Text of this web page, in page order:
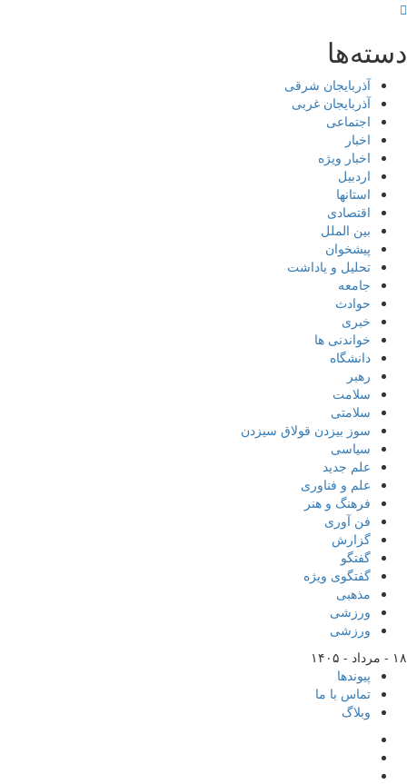
دسته‌ها
آذربایجان شرقی
آذربایجان غربی
اجتماعی
اخبار
اخبار ویژه
اردبیل
استانها
اقتصادی
بین الملل
پیشخوان
تحلیل و یاداشت
جامعه
حوادث
خبری
خواندنی ها
دانشگاه
رهبر
سلامت
سلامتی
سوز بیزدن قولاق سیزدن
سیاسی
علم جدید
علم و فناوری
فرهنگ و هنر
فن آوری
گزارش
گفتگو
گفتگوی ویژه
مذهبی
ورزشی
ورزشی
۱۸ - مرداد - ۱۴۰۵
پیوندها
تماس با ما
وبلاگ